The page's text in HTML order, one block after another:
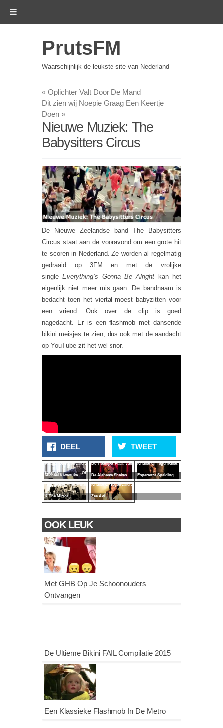
PrutsFM
Waarschijnlijk de leukste site van Nederland
« Oplichter Valt Door De Mand
Dit zien wij Noepie Graag Een Keertje
Doen »
Nieuwe Muziek: The
Babysitters Circus
De Nieuwe Zeelandse band The Babysitters
Circus staat aan de vooravond om een grote hit
te scoren in Nederland. Ze worden al regelmatig
gedraaid op 3FM en met de vrolijke
singleEverything’s Gonna Be Alright kan het
eigenlijk niet meer mis gaan. De bandnaam is
bedacht toen het viertal moest babyzitten voor
een vriend. Ook over de clip is goed
nagedacht. Er is een flashmob met dansende
bikini meisjes te zien, dus ook met de aandacht
op YouTube zit het wel snor.
DEEL TWEET
Knaller Of Tegenvaller:
Michael Kiwanuka
De Heerlijke Plaat Van
De Alabama Shakes
Knaller Of Tegenvaller:
Esperanza Spalding
Knaller Of
Tegenvaller:The Moth
& The Mirror
Knaller Of Tegenvaller:
Zee Avi
OOK LEUK
Met GHB Op Je Schoonouders
Ontvangen
De Ultieme Bikini FAIL Compilatie 2015
Een Klassieke Flashmob In De Metro